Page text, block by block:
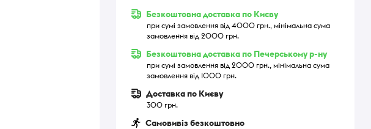
Безкоштовна доставка по Києву
при сумі замовлення від 4000 грн., мінімальна сума
замовлення від 2000 грн.
Безкоштовна доставка по Печерському р-ну
при сумі замовлення від 2000 грн., мінімальна сума
замовлення від 1000 грн.
Доставка по Києву
300 грн.
Самовивіз безкоштовно